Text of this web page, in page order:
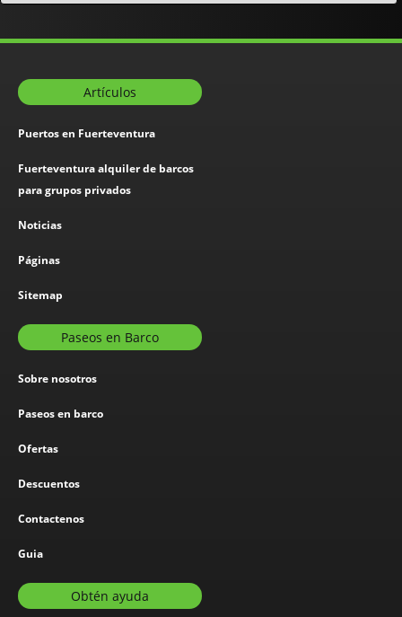
Artículos
Puertos en Fuerteventura
Fuerteventura alquiler de barcos
para grupos privados
Noticias
Páginas
Sitemap
Paseos en Barco
Sobre nosotros
Paseos en barco
Ofertas
Descuentos
Contactenos
Guia
Obtén ayuda